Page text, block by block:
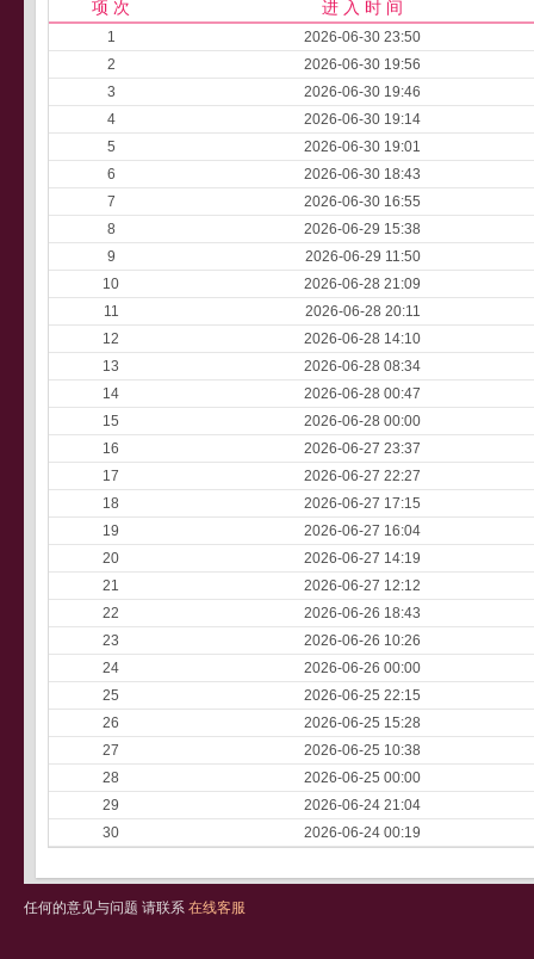
项 次 进 入 时 间
1
2026-06-30 23:50
2
2026-06-30 19:56
3
2026-06-30 19:46
4
2026-06-30 19:14
5
2026-06-30 19:01
6
2026-06-30 18:43
7
2026-06-30 16:55
8
2026-06-29 15:38
9
2026-06-29 11:50
10
2026-06-28 21:09
11
2026-06-28 20:11
12
2026-06-28 14:10
13
2026-06-28 08:34
14
2026-06-28 00:47
15
2026-06-28 00:00
16
2026-06-27 23:37
17
2026-06-27 22:27
18
2026-06-27 17:15
19
2026-06-27 16:04
20
2026-06-27 14:19
21
2026-06-27 12:12
22
2026-06-26 18:43
23
2026-06-26 10:26
24
2026-06-26 00:00
25
2026-06-25 22:15
26
2026-06-25 15:28
27
2026-06-25 10:38
28
2026-06-25 00:00
29
2026-06-24 21:04
30
2026-06-24 00:19
任何的意见与问题 请联系 在线客服